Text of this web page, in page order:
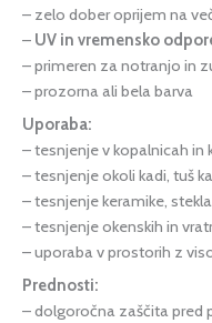
– zelo dober oprijem na
– UV in vremensko
– primeren za notranjo in
– prozorna ali bela barva
Uporaba:
– tesnjenje v kopalnicah in
– tesnjenje okoli kadi, tuš
– tesnjenje keramike,
– tesnjenje okenskih in
– uporaba v prostorih z
Prednosti:
– dolgoročna zaščita pred